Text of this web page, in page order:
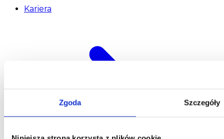
Zgoda Szczegóły
Kariera